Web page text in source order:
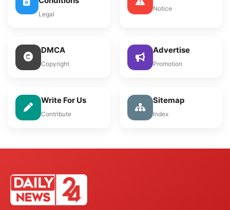
Legal
Notice
DMCA
Copyright
Advertise
Promotion
Write For Us
Contribute
Sitemap
Index